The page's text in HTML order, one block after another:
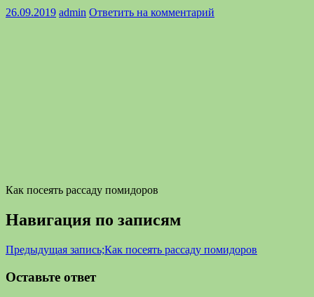
26.09.2019 admin Ответить на комментарий
Как посеять рассаду помидоров
Навигация по записям
Предыдущая запись;Как посеять рассаду помидоров
Оставьте ответ